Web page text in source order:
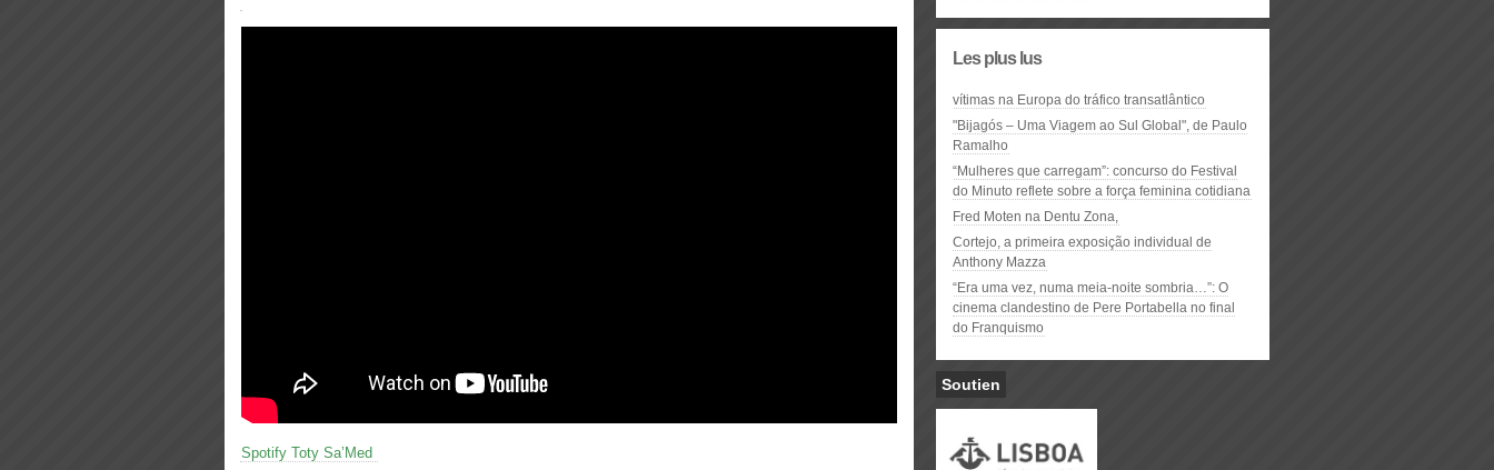
Spotify Toty Sa’Med
Les plus lus
vítimas na Europa do tráfico transatlântico
"Bijagós – Uma Viagem ao Sul Global", de Paulo
Ramalho
“Mulheres que carregam”: concurso do Festival
do Minuto reflete sobre a força feminina cotidiana
Fred Moten na Dentu Zona,
Cortejo, a primeira exposição individual de
Anthony Mazza
“Era uma vez, numa meia-noite sombria…”: O
cinema clandestino de Pere Portabella no final
do Franquismo
Soutien